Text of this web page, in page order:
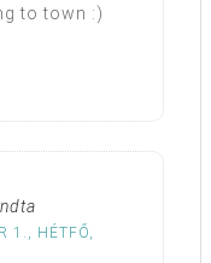
to town :)
1., HÉTFŐ,